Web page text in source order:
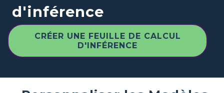
d'inférence
CRÉER UNE FEUILLE DE CALCUL
D'INFÉRENCE